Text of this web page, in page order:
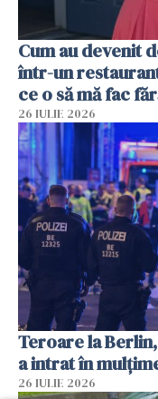
Cum au devenit
într-un
ce o să mă fac
26 IULIE 2026
Teroare la
a intrat în
26 IULIE 2026